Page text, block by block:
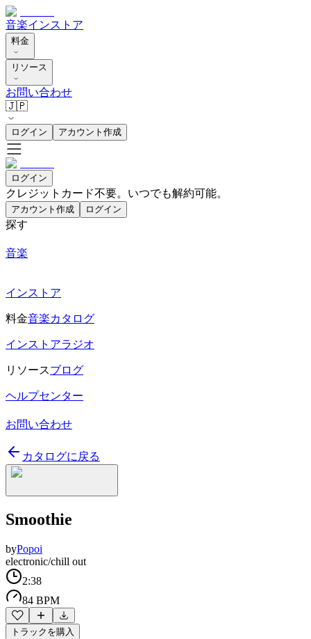
音楽インストア
料金
リソース
お問い合わせ
🇯🇵
ログイン アカウント作成
ログイン
クレジットカード不要。いつでも解約可能。
アカウント作成 ログイン
探す
音楽
インストア
料金音楽カタログ
インストアラジオ
リソースブログ
ヘルプセンター
お問い合わせ
カタログに戻る
Smoothie
byPopoi
electronic/chill out
2:38
84 BPM
トラックを購入